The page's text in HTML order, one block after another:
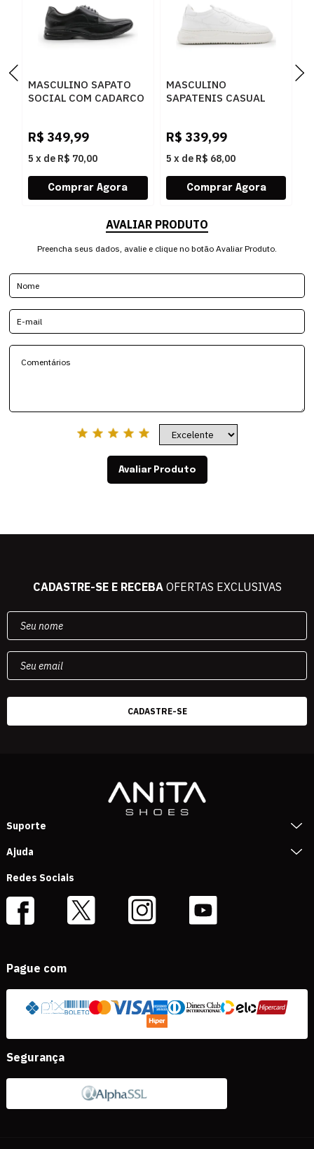
MASCULINO SAPATO
SOCIAL COM CADARCO
R$ 349,99
5 x de R$ 70,00
MASCULINO
SAPATENIS CASUAL
R$ 339,99
5 x de R$ 68,00
AVALIAR PRODUTO
Preencha seus dados, avalie e clique no botão Avaliar Produto.
Avaliar Produto
CADASTRE-SE E RECEBAOFERTAS EXCLUSIVAS
Suporte
Ajuda
Redes Sociais
Pague com
Segurança